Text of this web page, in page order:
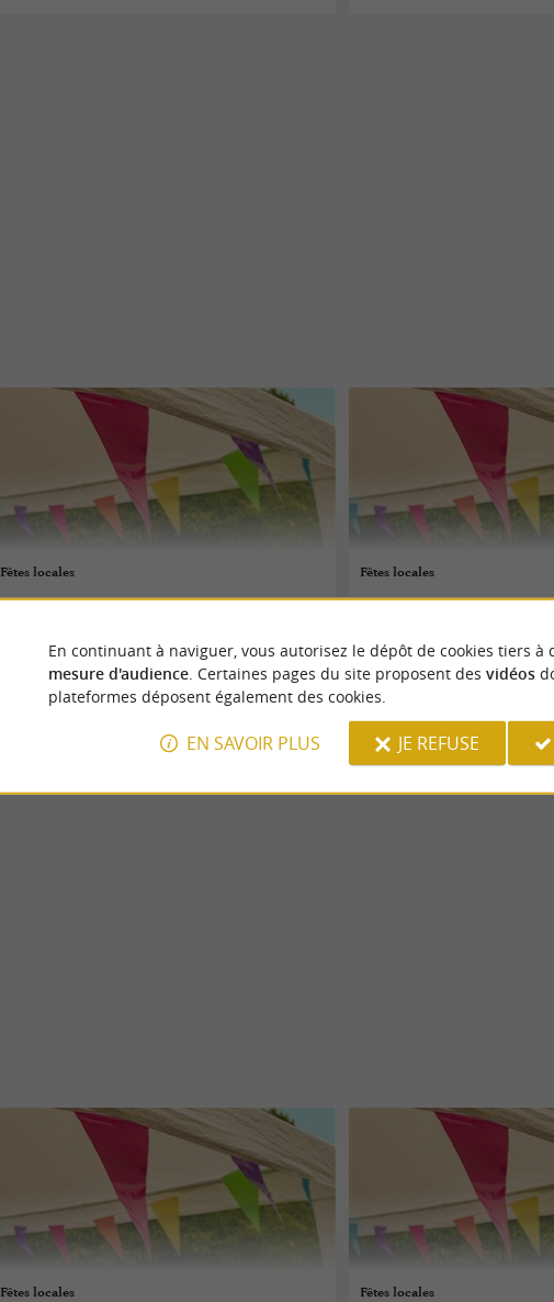
Fêtes locales
Pontacq
Musique
Fêtes locales
Pontacq
Fêtes locales Fêtes locales
En continuant à naviguer, vous autorisez le dépôt de cookies tiers à
mesure d'audience. Certaines pages du site proposent des vidéos
plateformes déposent également des cookies.
EN SAVOIR PLUS JE REFUSE